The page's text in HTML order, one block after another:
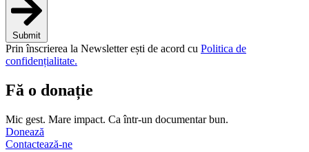
Submit
Prin înscrierea la Newsletter ești de acord cu Politica de
confidențialitate.
Fă o donație
Mic gest. Mare impact. Ca într-un documentar bun.
Donează
Contactează-ne